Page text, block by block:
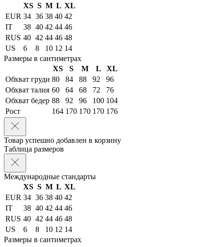
XS S M L XL
EUR 34 36 38 40 42
IT
38 40 42 44 46
RUS 40 42 44 46 48
US
6 8 10 12 14
Размеры в сантиметрах
XS
S M L
XL
Обхват груди 80 84 88 92
96
Обхват талия 60 64 68 72
76
Обхват бедер 88 92 96 100 104
Рост
164 170 170 170 176
Товар успешно добавлен в корзину
Таблица размеров
Международные стандарты
XS S M L XL
EUR 34 36 38 40 42
IT
38 40 42 44 46
RUS 40 42 44 46 48
US
6 8 10 12 14
Размеры в сантиметрах